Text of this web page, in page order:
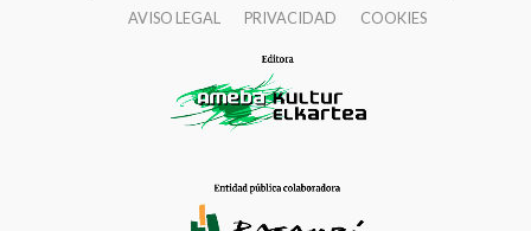
AVISO LEGAL
PRIVACIDAD COOKIES